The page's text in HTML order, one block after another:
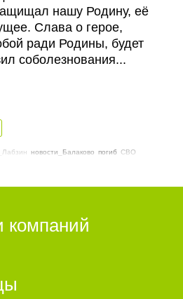
нашу Родину, её
Слава о герое,
ради Родины, будет
соболезнования...
новости_Балаково погиб СВО
компаний